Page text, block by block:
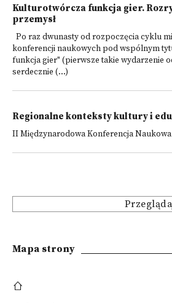
Kulturotwórcza funkcja gier.
przemysł
Po raz dwunasty od rozpoczęcia cyklu
konferencji naukowych pod wspólnym
funkcja gier" (pierwsze takie wydarzenie
serdecznie (...)
Regionalne konteksty kultury i
II Międzynarodowa Konferencja
Mapa strony